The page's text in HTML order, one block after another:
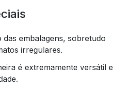
embalagens, sobretudo
irregulares.
é extremamente versátil e